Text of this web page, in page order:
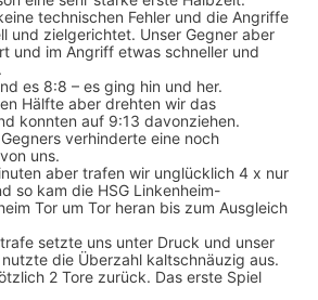
technischen Fehler und die Angriffe
und zielgerichtet. Unser Gegner aber
und im Angriff etwas schneller und
es 8:8 – es ging hin und her.
Hälfte aber drehten wir das
konnten auf 9:13 davonziehen.
verhinderte eine noch
uns.
aber trafen wir unglücklich 4 x nur
so kam die HSG Linkenheim-
Tor um Tor heran bis zum Ausgleich
setzte uns unter Druck und unser
die Überzahl kaltschnäuzig aus.
2 Tore zurück. Das erste Spiel